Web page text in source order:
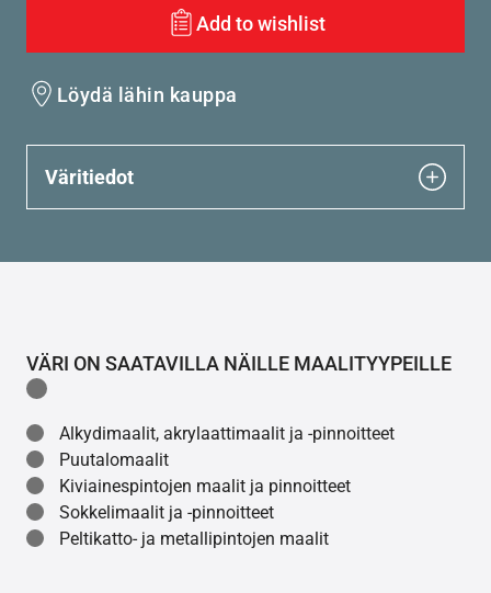
Add to wishlist
Löydä lähin kauppa
Väritiedot
VÄRI ON SAATAVILLA NÄILLE MAALITYYPEILLE
Alkydimaalit, akrylaattimaalit ja -pinnoitteet
Puutalomaalit
Kiviainespintojen maalit ja pinnoitteet
Sokkelimaalit ja -pinnoitteet
Peltikatto- ja metallipintojen maalit